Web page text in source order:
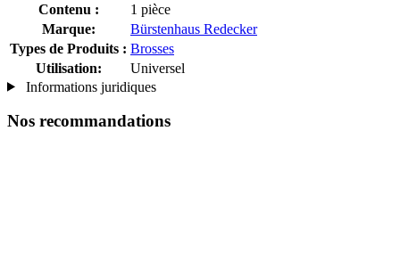
Contenu :
1 pièce
Marque:
Bürstenhaus Redecker
Types de Produits : Brosses
Utilisation:
Universel
Informations juridiques
Nos recommandations